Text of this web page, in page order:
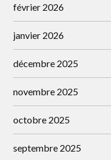
février 2026
janvier 2026
décembre 2025
novembre 2025
octobre 2025
septembre 2025